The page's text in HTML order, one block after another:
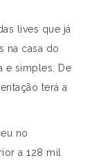
lives que já
na casa do
e simples. De
terá a
no
a 128 mil